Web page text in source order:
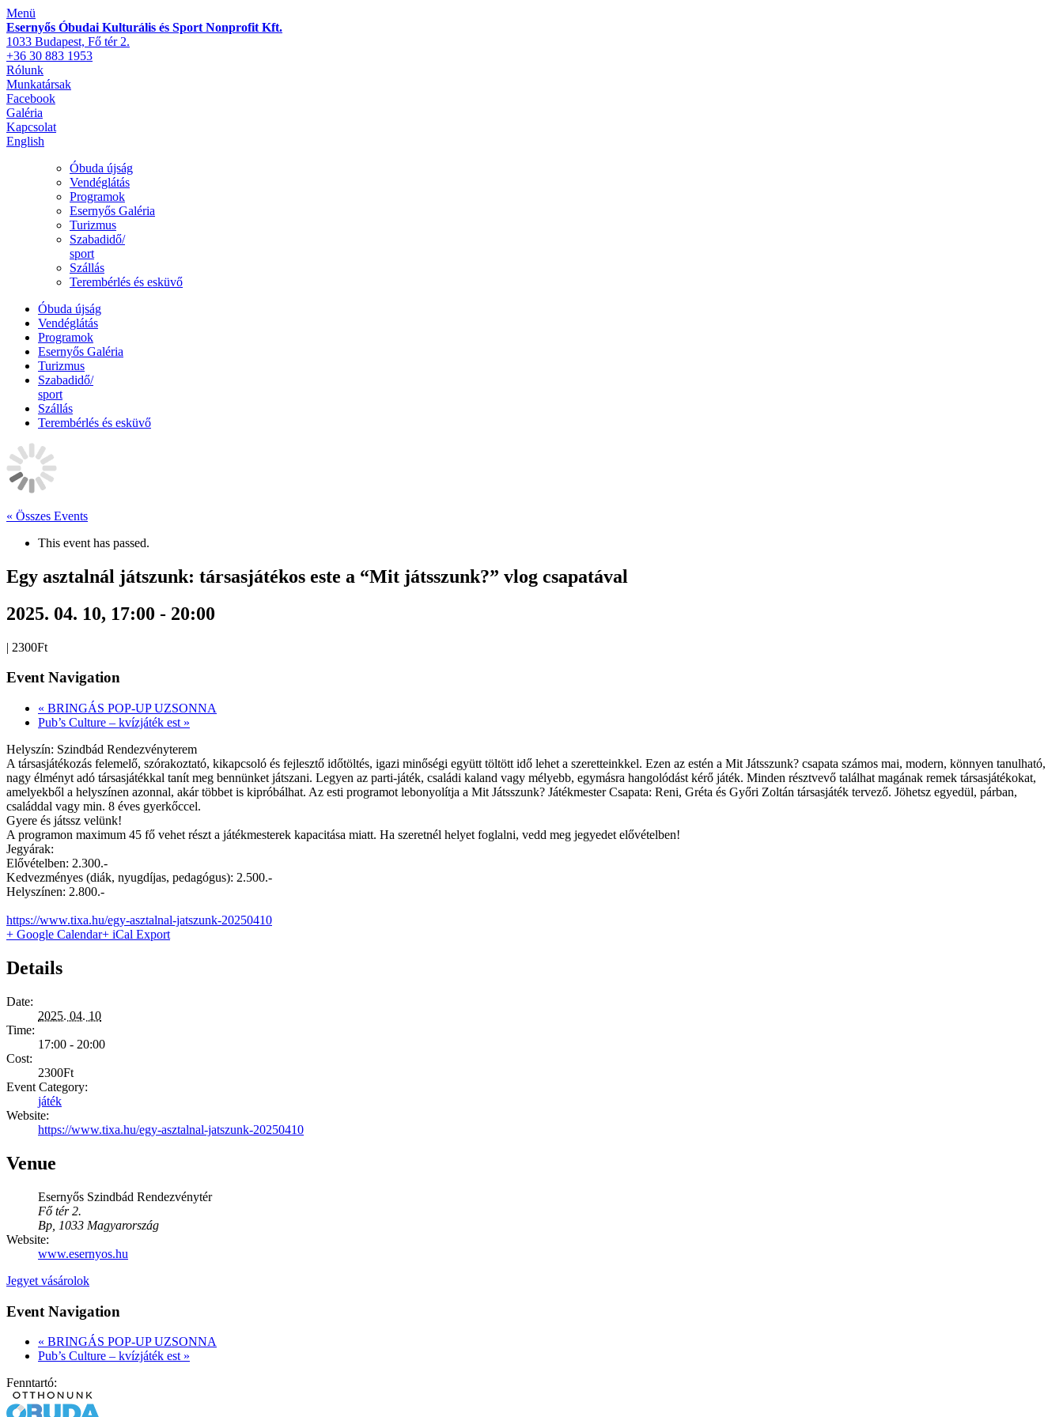
Menü
Esernyős Óbudai Kulturális és Sport Nonprofit Kft.
1033 Budapest, Fő tér 2.
+36 30 883 1953
Rólunk
Munkatársak
Facebook
Galéria
Kapcsolat
English
Óbuda újság
Vendéglátás
Programok
Esernyős Galéria
Turizmus
Szabadidő/
sport
Szállás
Terembérlés és esküvő
Óbuda újság
Vendéglátás
Programok
Esernyős Galéria
Turizmus
Szabadidő/
sport
Szállás
Terembérlés és esküvő
« Összes Events
This event has passed.
Egy asztalnál játszunk: társasjátékos este a “Mit játsszunk?” vlog csapatával
2025. 04. 10, 17:00 - 20:00
| 2300Ft
Event Navigation
« BRINGÁS POP-UP UZSONNA
Pub’s Culture – kvízjáték est »
Helyszín: Szindbád Rendezvényterem
A társasjátékozás felemelő, szórakoztató, kikapcsoló és fejlesztő időtöltés, igazi minőségi együtt töltött idő lehet a szeretteinkkel. Ezen az estén a Mit Játsszunk? csapata számos mai, modern, könnyen tanulható,
nagy élményt adó társasjátékkal tanít meg bennünket játszani. Legyen az parti-játék, családi kaland vagy mélyebb, egymásra hangolódást kérő játék. Minden résztvevő találhat magának remek társasjátékokat,
amelyekből a helyszínen azonnal, akár többet is kipróbálhat. Az esti programot lebonyolítja a Mit Játsszunk? Játékmester Csapata: Reni, Gréta és Győri Zoltán társasjáték tervező. Jöhetsz egyedül, párban,
családdal vagy min. 8 éves gyerkőccel.
Gyere és játssz velünk!
A programon maximum 45 fő vehet részt a játékmesterek kapacitása miatt. Ha szeretnél helyet foglalni, vedd meg jegyedet elővételben!
Jegyárak:
Elővételben: 2.300.-
Kedvezményes (diák, nyugdíjas, pedagógus): 2.500.-
Helyszínen: 2.800.-
https://www.tixa.hu/egy-asztalnal-jatszunk-20250410
+ Google Calendar+ iCal Export
Details
Date:
2025. 04. 10
Time:
17:00 - 20:00
Cost:
2300Ft
Event Category:
játék
Website:
https://www.tixa.hu/egy-asztalnal-jatszunk-20250410
Venue
Esernyős Szindbád Rendezvénytér
Fő tér 2.
Bp 1033 Magyarország
Website:
www.esernyos.hu
Jegyet vásárolok
Event Navigation
« BRINGÁS POP-UP UZSONNA
Pub’s Culture – kvízjáték est »
Fenntartó: